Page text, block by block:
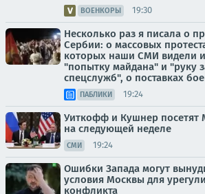
ВОЕНКОРЫ 19:30
Несколько раз я писала о
Сербии: о массовых
которых наши СМИ видели
"попытку майдана" и "руку
спецслужб", о поставках
ПАБЛИКИ 19:24
Уиткофф и Кушнер посетят
на следующей неделе
СМИ 19:24
Ошибки Запада могут
условия Москвы для
конфликта